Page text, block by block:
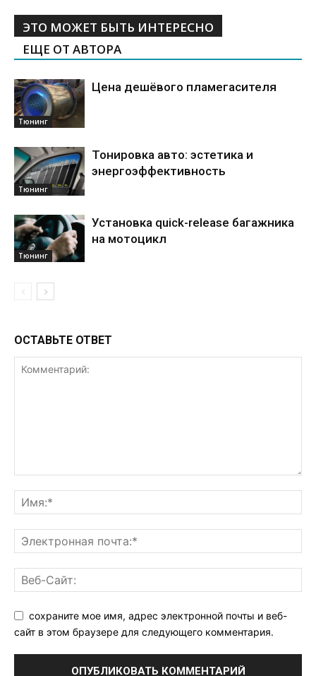
ЭТО МОЖЕТ БЫТЬ ИНТЕРЕСНО
ЕЩЕ ОТ АВТОРА
Тюнинг
Цена дешёвого пламегасителя
Тюнинг
Тонировка авто: эстетика и
энергоэффективность
Тюнинг
Установка quick-release багажника
на мотоцикл
ОСТАВЬТЕ ОТВЕТ
сохраните мое имя, адрес электронной почты и веб-
сайт в этом браузере для следующего комментария.